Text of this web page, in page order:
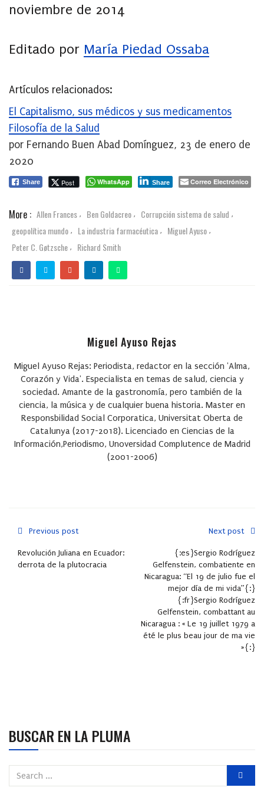
noviembre de 2014
Editado por María Piedad Ossaba
Artículos relacionados:
El Capitalismo, sus médicos y sus medicamentos
Filosofía de la Salud
por Fernando Buen Abad Domínguez, 23 de enero de
2020
Share Post WhatsApp Share Correo Electrónico
More : Allen Frances , Ben Goldacreo , Corrupción sistema de salud ,
geopolítica mundo , La industria farmacéutica , Miguel Ayuso ,
Peter C. Gøtzsche , Richard Smith
Miguel Ayuso Rejas
Miguel Ayuso Rejas: Periodista, redactor en la sección 'Alma,
Corazón y Vida'. Especialista en temas de salud, ciencia y
sociedad. Amante de la gastronomía, pero también de la
ciencia, la música y de cualquier buena historia. Master en
Responsbilidad Social Corporatica, Universitat Oberta de
Catalunya (2017-2018). Licenciado en Ciencias de la
Información,Periodismo, Unoversidad Complutence de Madrid
(2001-2006)
Previous post
Revolución Juliana en Ecuador:
derrota de la plutocracia
Next post
{:es}Sergio Rodríguez
Gelfenstein, combatiente en
Nicaragua: “El 19 de julio fue el
mejor día de mi vida”{:}
{:fr}Sergio Rodríguez
Gelfenstein, combattant au
Nicaragua : « Le 19 juillet 1979 a
été le plus beau jour de ma vie
»{:}
BUSCAR EN LA PLUMA